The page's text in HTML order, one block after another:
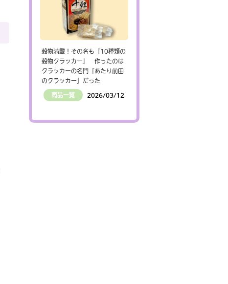
穀物満載！その名も『10種類の
穀物クラッカー』 作ったのは
クラッカーの名門「あたり前田
のクラッカー」だった
商品一覧 2026/03/12